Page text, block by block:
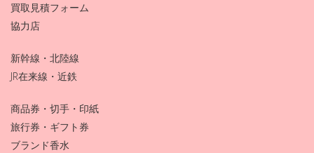
買取見積フォーム
協力店
新幹線・北陸線
JR在来線・近鉄
商品券・切手・印紙
旅行券・ギフト券
ブランド香水